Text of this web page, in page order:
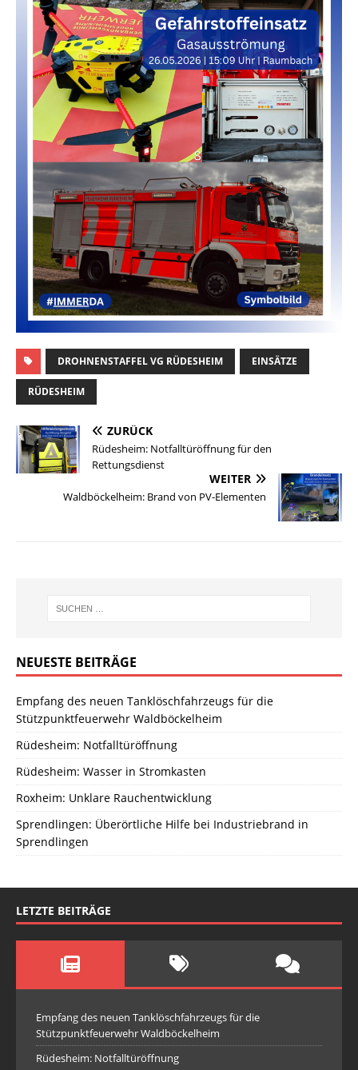
DROHNENSTAFFEL VG RÜDESHEIM EINSÄTZE
RÜDESHEIM
ZURÜCK
Rüdesheim: Notfalltüröffnung für den
Rettungsdienst
WEITER
Waldböckelheim: Brand von PV-Elementen
NEUESTE BEITRÄGE
Empfang des neuen Tanklöschfahrzeugs für die
Stützpunktfeuerwehr Waldböckelheim
Rüdesheim: Notfalltüröffnung
Rüdesheim: Wasser in Stromkasten
Roxheim: Unklare Rauchentwicklung
Sprendlingen: Überörtliche Hilfe bei Industriebrand in
Sprendlingen
LETZTE BEITRÄGE
Empfang des neuen Tanklöschfahrzeugs für die
Stützpunktfeuerwehr Waldböckelheim
Rüdesheim: Notfalltüröffnung